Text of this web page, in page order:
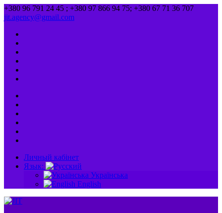
+380 96 791 24 45 ; +380 97 866 94 75; +380 67 71 36 707
jit.agency@gmail.com
Личный кабінет
Язык:
Українська
English